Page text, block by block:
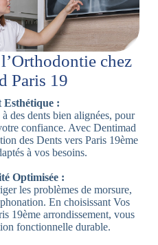
chez
Paris 19
Esthétique :
des dents bien alignées, pour
confiance. Avec Dentimad
des Dents vers Paris 19ème
à vos besoins.
Optimisée :
les problèmes de morsure,
En choisissant Vos
19ème arrondissement, vous
fonctionnelle durable.